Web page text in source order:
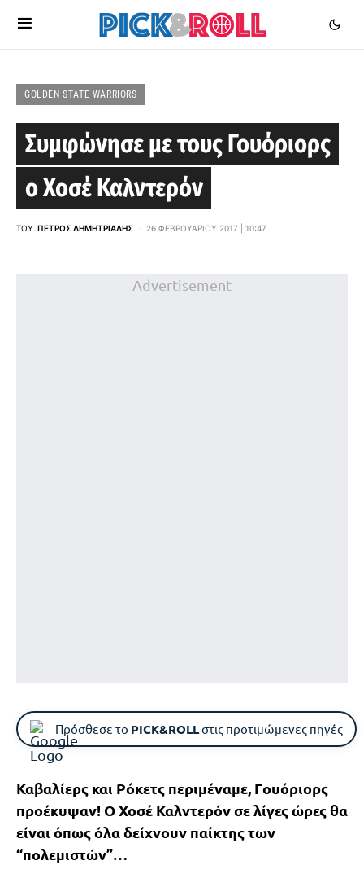
GOLDEN STATE WARRIORS
Συμφώνησε με τους Γουόριορς
ο Χοσέ Καλντερόν
ΤΟΥ ΠΈΤΡΟΣ ΔΗΜΗΤΡΙΆΔΗΣ 26 ΦΕΒΡΟΥΑΡΊΟΥ 2017 | 10:47
Advertisement
Πρόσθεσε το PICK&ROLLστις προτιμώμενες πηγές
Καβαλίερς και Ρόκετς περιμέναμε, Γουόριορς
προέκυψαν! Ο Χοσέ Καλντερόν σε λίγες ώρες θα
είναι όπως όλα δείχνουν παίκτης των
“πολεμιστών”…